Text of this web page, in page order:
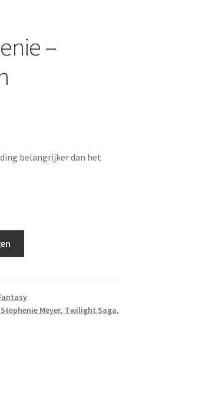
–
belangrijker dan het
Stephenie Meyer, Twilight Saga,